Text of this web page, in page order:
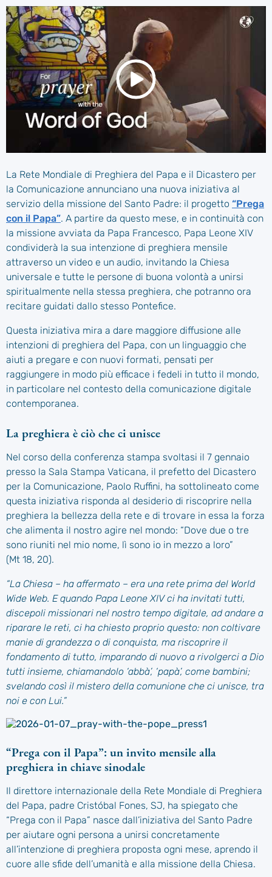
La Rete Mondiale di Preghiera del Papa e il Dicastero per
la Comunicazione annunciano una nuova iniziativa al
servizio della missione del Santo Padre: il progetto “Prega
con il Papa”. A partire da questo mese, e in continuità con
la missione avviata da Papa Francesco, Papa Leone XIV
condividerà la sua intenzione di preghiera mensile
attraverso un video e un audio, invitando la Chiesa
universale e tutte le persone di buona volontà a unirsi
spiritualmente nella stessa preghiera, che potranno ora
recitare guidati dallo stesso Pontefice.
Questa iniziativa mira a dare maggiore diffusione alle
intenzioni di preghiera del Papa, con un linguaggio che
aiuti a pregare e con nuovi formati, pensati per
raggiungere in modo più efficace i fedeli in tutto il mondo,
in particolare nel contesto della comunicazione digitale
contemporanea.
La preghiera è ciò che ci unisce
Nel corso della conferenza stampa svoltasi il 7 gennaio
presso la Sala Stampa Vaticana, il prefetto del Dicastero
per la Comunicazione, Paolo Ruffini, ha sottolineato come
questa iniziativa risponda al desiderio di riscoprire nella
preghiera la bellezza della rete e di trovare in essa la forza
che alimenta il nostro agire nel mondo: “Dove due o tre
sono riuniti nel mio nome, lì sono io in mezzo a loro”
(Mt 18, 20).
“La Chiesa – ha affermato – era una rete prima del World
Wide Web. E quando Papa Leone XIV ci ha invitati tutti,
discepoli missionari nel nostro tempo digitale, ad andare a
riparare le reti, ci ha chiesto proprio questo: non coltivare
manie di grandezza o di conquista, ma riscoprire il
fondamento di tutto, imparando di nuovo a rivolgerci a Dio
tutti insieme, chiamandolo ‘abbà’, ‘papà’, come bambini;
svelando così il mistero della comunione che ci unisce, tra
noi e con Lui.”
“Prega con il Papa”: un invito mensile alla
preghiera in chiave sinodale
Il direttore internazionale della Rete Mondiale di Preghiera
del Papa, padre Cristóbal Fones, SJ, ha spiegato che
“Prega con il Papa” nasce dall’iniziativa del Santo Padre
per aiutare ogni persona a unirsi concretamente
all’intenzione di preghiera proposta ogni mese, aprendo il
cuore alle sfide dell’umanità e alla missione della Chiesa.